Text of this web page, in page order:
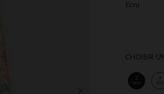
Ecru
CHOISIR
3
ans
4
ans